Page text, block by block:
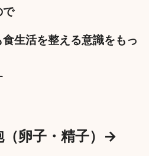
で
生活を整える意識をもっ
卵子・精子）→